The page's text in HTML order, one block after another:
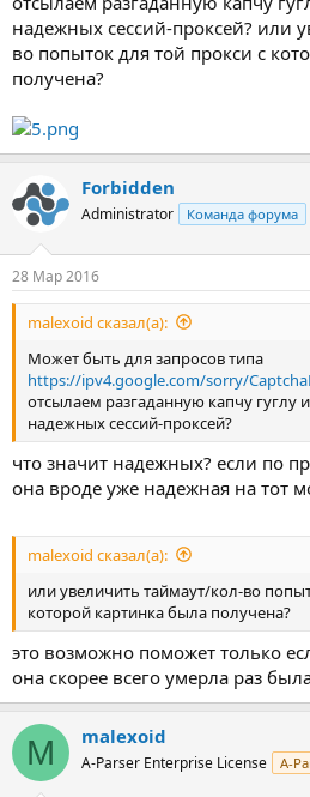
надежных сессий-проксей? или
во попыток для той прокси с
получена?
Forbidden
Administrator Команда форума
28 Мар 2016
malexoid сказал(а):
Может быть для запросов типа
https://ipv4.google.com/sorry/
отсылаем разгаданную капчу гуглу
надежных сессий-проксей?
что значит надежных? если по
она вроде уже надежная на тот
malexoid сказал(а):
или увеличить таймаут/кол-во
которой картинка была получена?
это возможно поможет только
она скорее всего умерла раз
M malexoid
A-Parser Enterprise License A-